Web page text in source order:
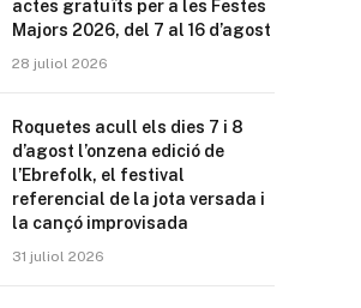
actes gratuïts per a les Festes
Majors 2026, del 7 al 16 d’agost
28 juliol 2026
Roquetes acull els dies 7 i 8
d’agost l’onzena edició de
l’Ebrefolk, el festival
referencial de la jota versada i
la cançó improvisada
31 juliol 2026